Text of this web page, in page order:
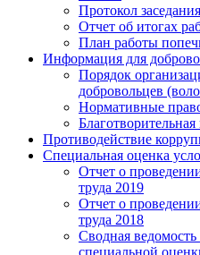
Протокол
Отчет об итогах
План работы
Информация для
Порядок
добровольцев
Нормативные
Противодействие
Специальная оценка
Отчет о
труда 2019
Отчет о
труда 2018
Сводная ведомость
специальной